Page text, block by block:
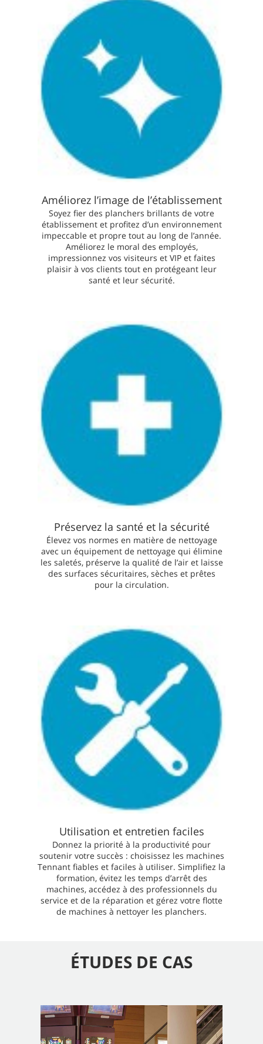
Améliorez l’image de l’établissement
Soyez fier des planchers brillants de votre
établissement et profitez d’un environnement
impeccable et propre tout au long de l’année.
Améliorez le moral des employés,
impressionnez vos visiteurs et VIP et faites
plaisir à vos clients tout en protégeant leur
santé et leur sécurité.
Préservez la santé et la sécurité
Élevez vos normes en matière de nettoyage
avec un équipement de nettoyage qui élimine
les saletés, préserve la qualité de l’air et laisse
des surfaces sécuritaires, sèches et prêtes
pour la circulation.
Utilisation et entretien faciles
Donnez la priorité à la productivité pour
soutenir votre succès : choisissez les machines
Tennant fiables et faciles à utiliser. Simplifiez la
formation, évitez les temps d’arrêt des
machines, accédez à des professionnels du
service et de la réparation et gérez votre flotte
de machines à nettoyer les planchers.
ÉTUDES DE CAS